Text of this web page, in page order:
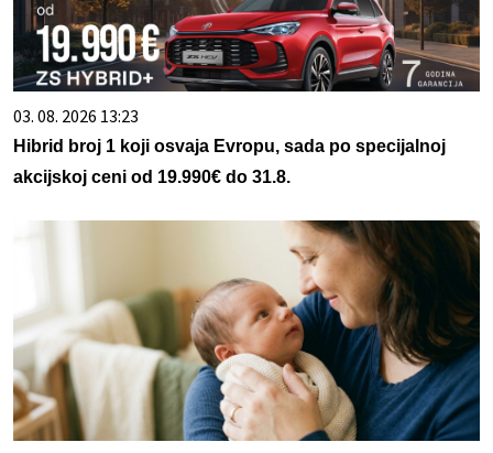
03. 08. 2026 13:23
Hibrid broj 1 koji osvaja Evropu, sada po specijalnoj
akcijskoj ceni od 19.990€ do 31.8.